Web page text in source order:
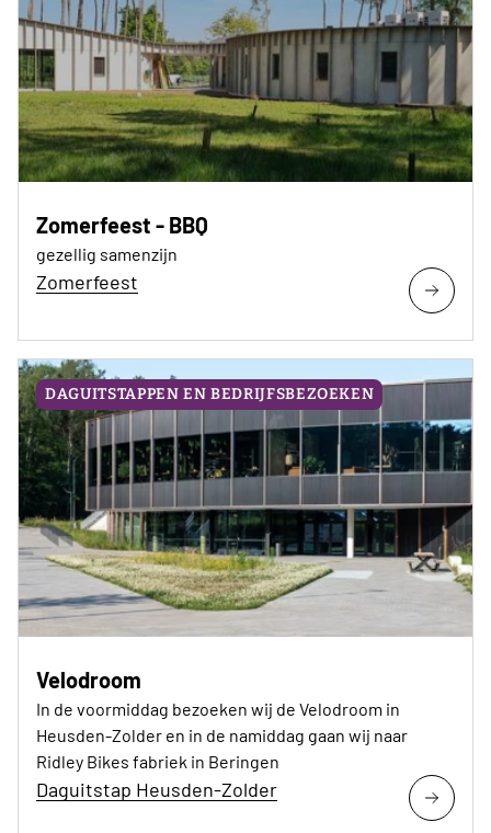
Zomerfeest - BBQ
gezellig samenzijn
Zomerfeest
DAGUITSTAPPEN EN BEDRIJFSBEZOEKEN
Velodroom
In de voormiddag bezoeken wij de Velodroom in
Heusden-Zolder en in de namiddag gaan wij naar
Ridley Bikes fabriek in Beringen
Daguitstap Heusden-Zolder